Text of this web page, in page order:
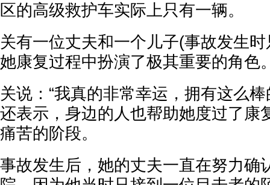
区的高级救护车实际上只有一辆。
关有一位丈夫和一个儿子(事故发生
她康复过程中扮演了极其重要的角色
关说：“我真的非常幸运，拥有这么
还表示，身边的人也帮助她度过了康
痛苦的阶段。
事故发生后，她的丈夫一直在努力确